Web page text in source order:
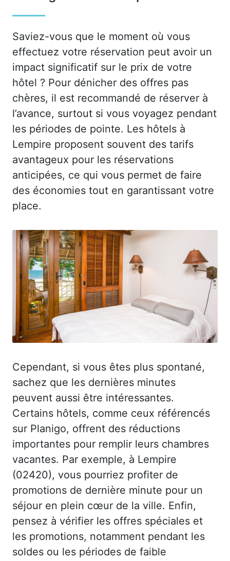
Saviez-vous que le moment où vous
effectuez votre réservation peut avoir un
impact significatif sur le prix de votre
hôtel ? Pour dénicher des offres pas
chères, il est recommandé de réserver à
l’avance, surtout si vous voyagez pendant
les périodes de pointe. Les hôtels à
Lempire proposent souvent des tarifs
avantageux pour les réservations
anticipées, ce qui vous permet de faire
des économies tout en garantissant votre
place.
Cependant, si vous êtes plus spontané,
sachez que les dernières minutes
peuvent aussi être intéressantes.
Certains hôtels, comme ceux référencés
sur Planigo, offrent des réductions
importantes pour remplir leurs chambres
vacantes. Par exemple, à Lempire
(02420), vous pourriez profiter de
promotions de dernière minute pour un
séjour en plein cœur de la ville. Enfin,
pensez à vérifier les offres spéciales et
les promotions, notamment pendant les
soldes ou les périodes de faible